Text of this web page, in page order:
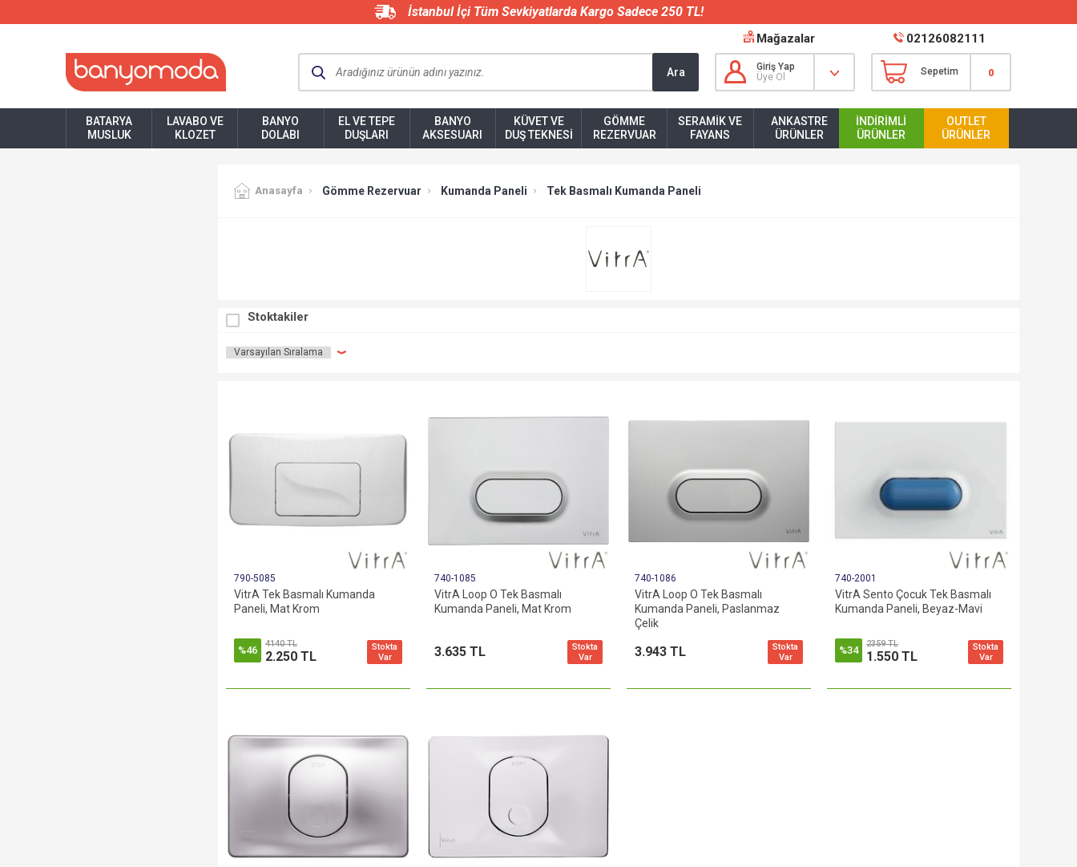
İstanbul İçi Tüm Sevkiyatlarda Kargo Sadece 250 TL!
Mağazalar 02126082111
Ara
Giriş Yap
Üye Ol
Sepetim 0
BATARYA
MUSLUK
LAVABO VE
KLOZET
BANYO
DOLABI
EL VE TEPE
DUŞLARI
BANYO
AKSESUARI
KÜVET VE
DUŞ TEKNESI
GÖMME
REZERVUAR
SERAMIK VE
FAYANS
ANKASTRE
ÜRÜNLER
İNDIRIMLI
ÜRÜNLER
OUTLET
ÜRÜNLER
Anasayfa Gömme Rezervuar Kumanda Paneli Tek Basmalı Kumanda Paneli
Stoktakiler
790-5085
VitrA Tek Basmalı Kumanda
Paneli, Mat Krom
%46
4140 TL
2.250 TL
Stokta
Var
740-1085
VitrA Loop O Tek Basmalı
Kumanda Paneli, Mat Krom
3.635 TL
Stokta
Var
740-1086
VitrA Loop O Tek Basmalı
Kumanda Paneli, Paslanmaz
Çelik
3.943 TL
Stokta
Var
740-2001
VitrA Sento Çocuk Tek Basmalı
Kumanda Paneli, Beyaz-Mavi
%34
2359 TL
1.550 TL
Stokta
Var